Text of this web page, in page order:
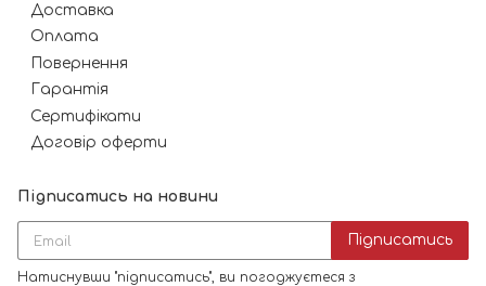
Доставка
Оплата
Повернення
Гарантія
Сертифікати
Договір оферти
Підписатись на новини
Підписатись
Натиснувши "підписатись", ви погоджуєтеся з